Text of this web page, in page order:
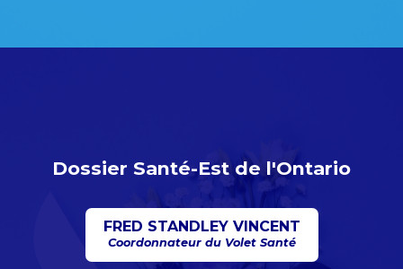
Dossier Santé-Est de l'Ontario
FRED STANDLEY VINCENT
Coordonnateur du Volet Santé